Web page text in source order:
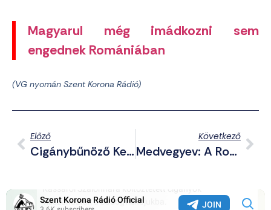
Magyarul még imádkozni sem
engednek Romániában
(VG nyomán Szent Korona Rádió)
Előző
Cigánybűnöző Keltető Vagy Babaház? A Gyermekotthonokról (I. Rész)
Következő
Medvegyev: A Román Nem Egy Nemzet, Hanem Egy Életforma